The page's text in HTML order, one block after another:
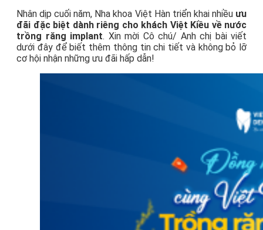
Nhân dịp cuối năm, Nha khoa Việt Hàn triển khai nhiều ưu
đãi đặc biệt dành riêng cho khách Việt Kiều về nước
trồng răng implant. Xin mời Cô chú/ Anh chị bài viết
dưới đây để biết thêm thông tin chi tiết và không bỏ lỡ
cơ hội nhận những ưu đãi hấp dẫn!